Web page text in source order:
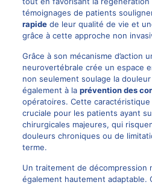
témoignages de patients
rapidede leur qualité de vie et
grâce à cette approche non
Grâce à son mécanisme d’action
neurovertébrale crée un espace
non seulement soulage la
également à la prévention des
opératoires. Cette
cruciale pour les patients ayant
chirurgicales majeures, qui
douleurs chroniques ou de
terme.
Un traitement de décompression
également hautement adaptable.